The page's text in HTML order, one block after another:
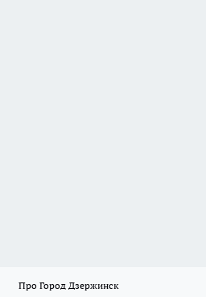
Про Город Дзержинск